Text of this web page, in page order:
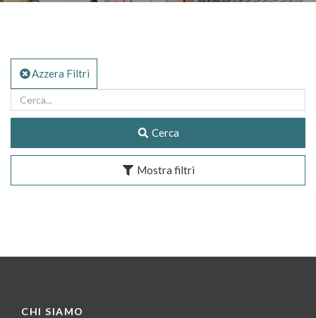
Azzera Filtri
Cerca
Mostra filtri
CHI SIAMO